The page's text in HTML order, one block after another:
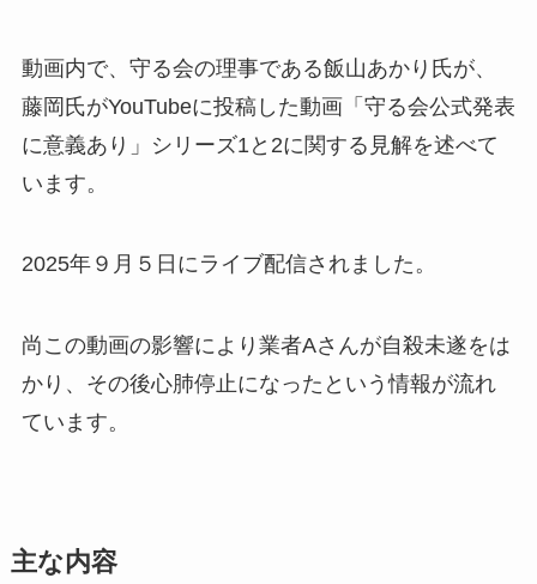
動画内で、守る会の理事である飯山あかり氏が、
藤岡氏がYouTubeに投稿した動画「守る会公式発表
に意義あり」シリーズ1と2に関する見解を述べて
います。
2025年９月５日にライブ配信されました。
尚この動画の影響により業者Aさんが自殺未遂をは
かり、その後心肺停止になったという情報が流れ
ています。
主な内容